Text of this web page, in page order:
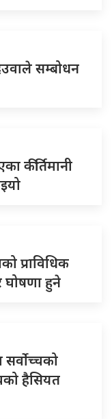
सम्बोधन
कीर्तिमानी
प्राविधिक
घोषणा हुने
हैसियत